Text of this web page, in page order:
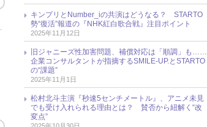
キンプリとNumber_iの共演はどうなる？ STARTO
勢“復活”報道の『NHK紅白歌合戦』注目ポイント
2025年11月12日
旧ジャニーズ性加害問題、補償対応は「順調」も……
企業コンサルタントが指摘するSMILE-UP.とSTARTO
の“課題”
2025年11月1日
松村北斗主演『秒速5センチメートル』、アニメ未見
でも受け入れられる理由とは？ 賛否から紐解く“改
変点”